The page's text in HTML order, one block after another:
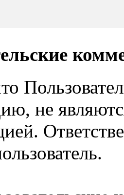
не